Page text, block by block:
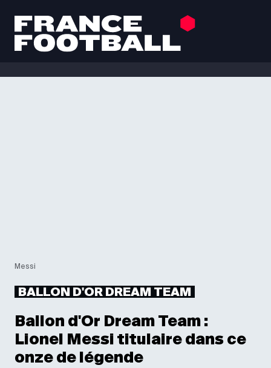
Messi
BALLON D'OR DREAM TEAM
Ballon d'Or Dream Team :
Lionel Messi titulaire dans ce
onze de légende